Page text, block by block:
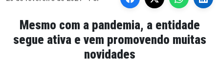
Mesmo com a pandemia, a entidade
segue ativa e vem promovendo muitas
novidades